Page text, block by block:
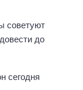
советуют
до
сегодня